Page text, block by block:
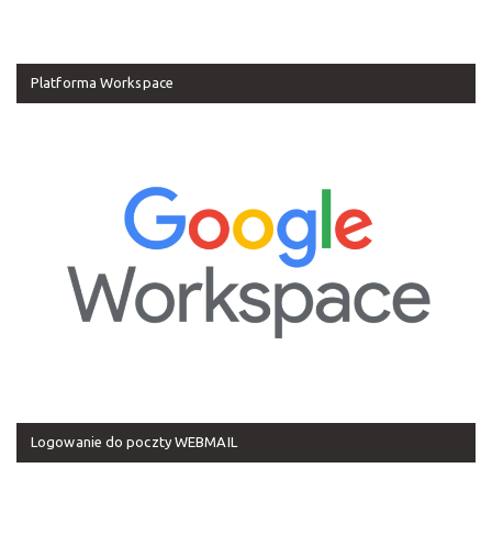
Platforma Workspace
Logowanie do poczty WEBMAIL